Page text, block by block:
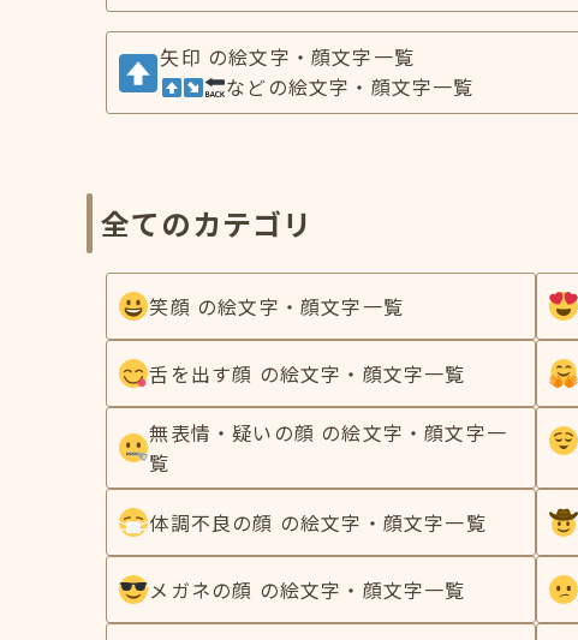
矢印 の絵文字・顔文字一覧
などの絵文字・顔文字一覧
全てのカテゴリ
笑顔 の絵文字・顔文字一覧
舌を出す顔 の絵文字・顔文字一覧
無表情・疑いの顔 の絵文字・顔文字一
覧
体調不良の顔 の絵文字・顔文字一覧
メガネの顔 の絵文字・顔文字一覧